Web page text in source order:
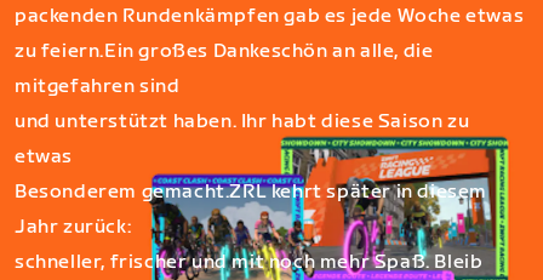
packenden Rundenkämpfen gab es jede Woche etwas
zu feiern.Ein großes Dankeschön an alle, die
mitgefahren sind
und unterstützt haben. Ihr habt diese Saison zu
etwas
Besonderem gemacht.ZRL kehrt später in diesem
Jahr zurück:
schneller, frischer und mit noch mehr Spaß. Bleib